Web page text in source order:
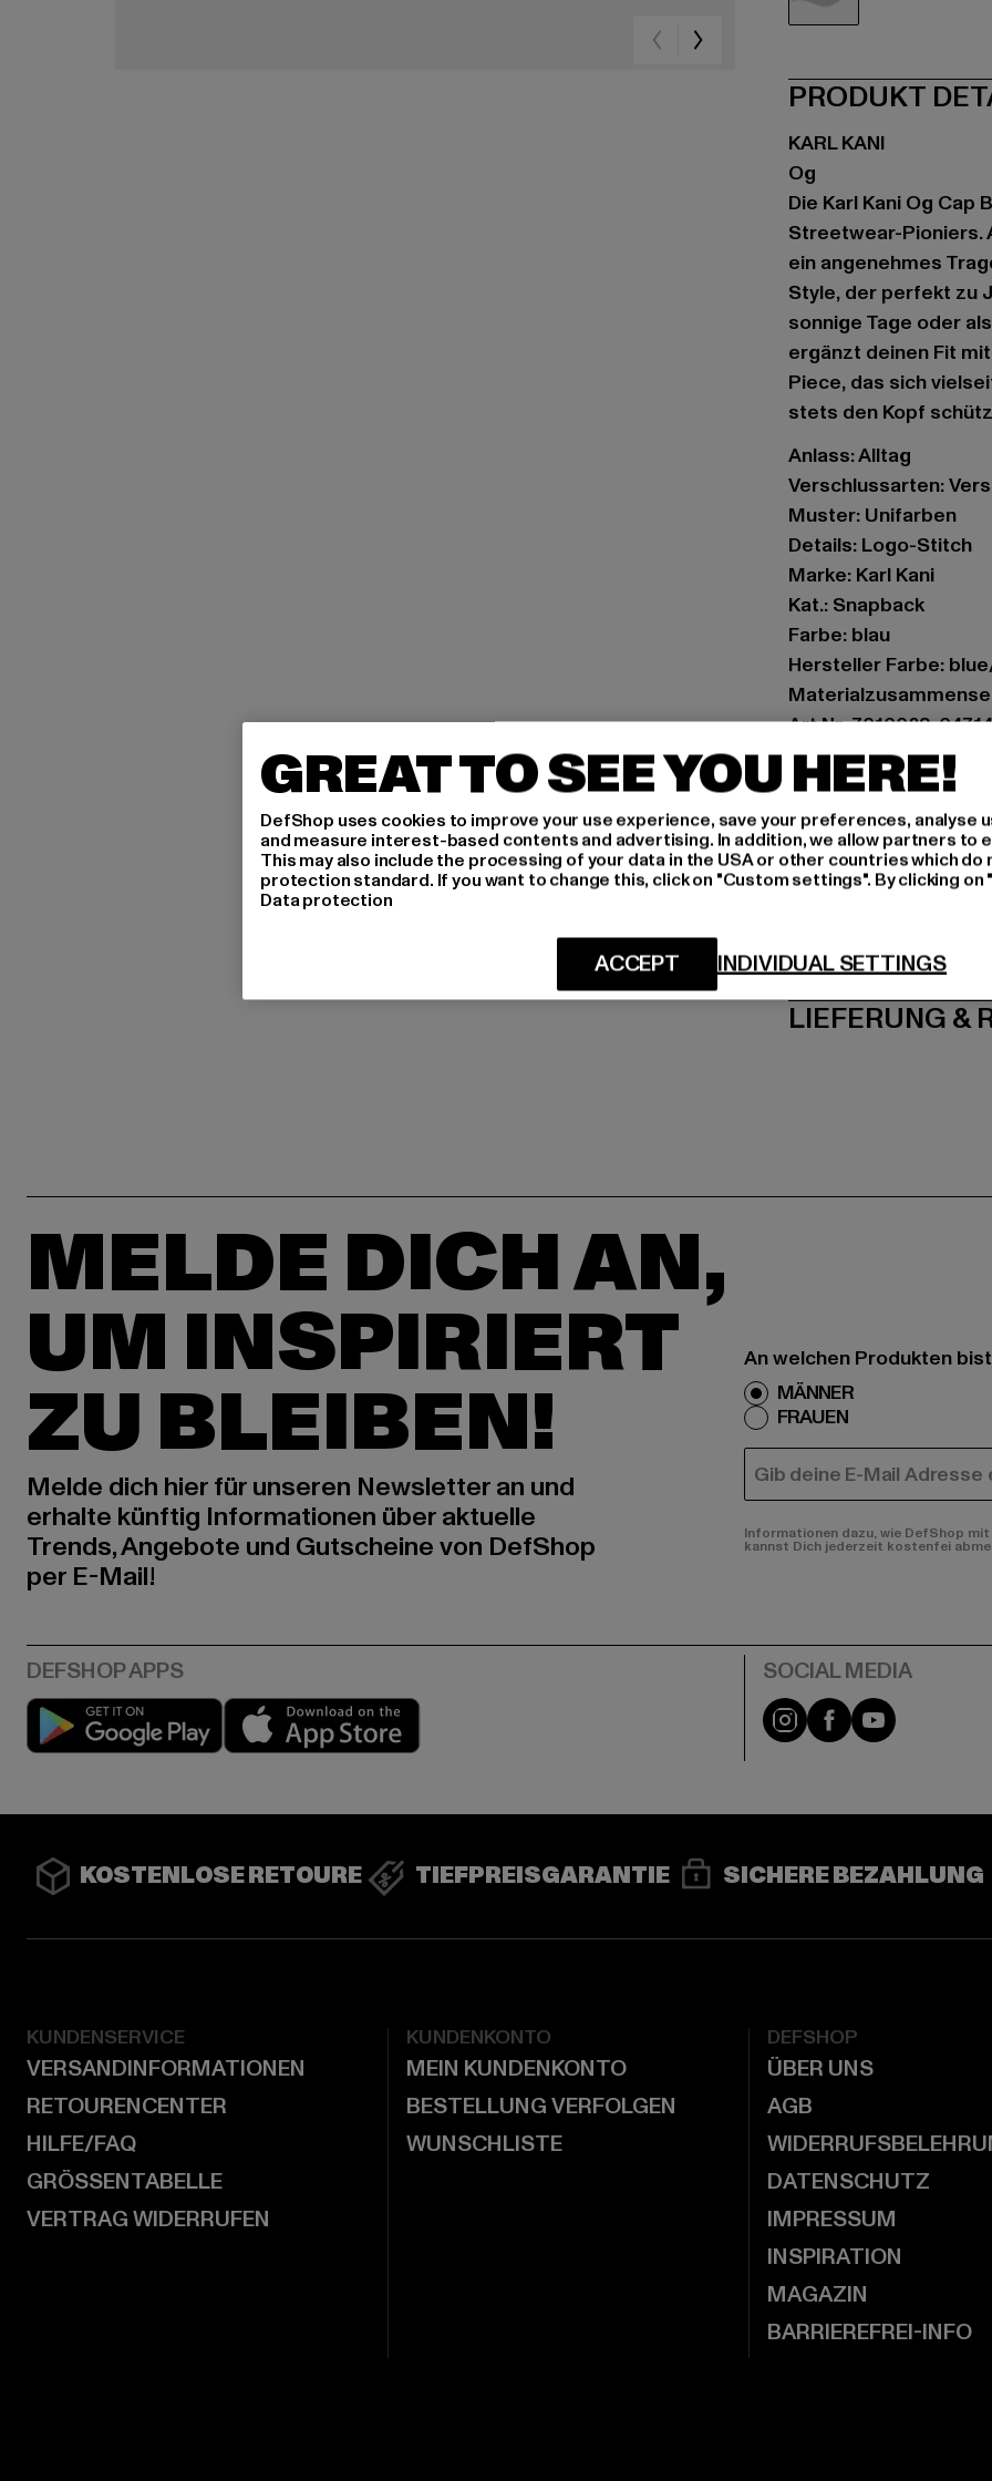
PRODUKT
KARL KANI
Og
Die Karl Kani Og
Streetwear-Pioniers.
ein angenehmes
Style, der perfekt zu
sonnige Tage oder
ergänzt deinen Fit
Piece, das sich
stets den Kopf
Anlass: Alltag
Verschlussarten:
Muster: Unifarben
Details: Logo-Stitch
Marke: Karl Kani
Kat.: Snapback
Farbe: blau
Hersteller Farbe:
Art.Nr: 7010029-04714
Hersteller: Urban
Schanzenstraße 41 |
LIEFERUNG &
MELDE DICH AN,
UM INSPIRIERT
ZU BLEIBEN!
Melde dich hier für unseren Newsletter an und
erhalte künftig Informationen über aktuelle
Trends, Angebote und Gutscheine von DefShop
per E-Mail!
An welchen Produkten
MÄNNER
FRAUEN
E-MAIL
Informationen dazu, wie DefShop
kannst Dich jederzeit kostenfei
Play market Instagram
FacebookYouTube
KOSTENLOSE RETOURE TIEFPREISGARANTIE SICHERE BEZAHLUNG
KUNDENSERVICE
VERSANDINFORMATIONEN
RETOURENCENTER
HILFE/FAQ
GRÖSSENTABELLE
VERTRAG WIDERRUFEN
KUNDENKONTO
MEIN KUNDENKONTO
BESTELLUNG VERFOLGEN
WUNSCHLISTE
DEFSHOP
ÜBER UNS
AGB
DATENSCHUTZ
IMPRESSUM
INSPIRATION
MAGAZIN
BARRIEREFREI-INFO
GREAT TO SEE YOU HERE!
DefShop uses cookies to improve your use experience, save your preferences, analyse
and measure interest-based contents and advertising. In addition, we allow partners to
This may also include the processing of your data in the USA or other countries which do
protection standard. If you want to change this, click on "Custom settings". By clicking
Data protection
INDIVIDUAL SETTINGS
ACCEPT